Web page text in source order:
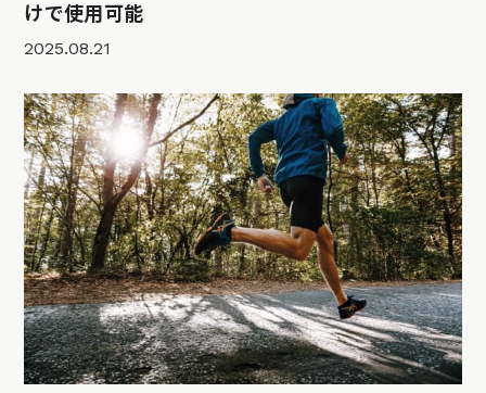
けで使用可能
2025.08.21